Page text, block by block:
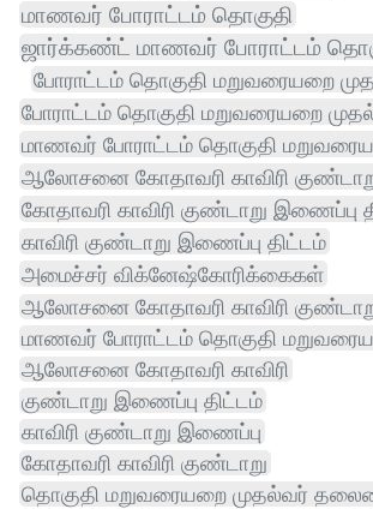
மாணவர் போராட்டம் தொகுதி
ஜார்க்கண்ட் மாணவர் போராட்டம்
போராட்டம் தொகுதி மறுவரையறை
போராட்டம் தொகுதி மறுவரையறை
மாணவர் போராட்டம் தொகுதி
ஆலோசனை கோதாவரி காவிரி
கோதாவரி காவிரி குண்டாறு இணைப்பு
காவிரி குண்டாறு இணைப்பு திட்டம்
அமைச்சர் விக்னேஷ்கோரிக்கைகள்
ஆலோசனை கோதாவரி காவிரி
மாணவர் போராட்டம் தொகுதி
ஆலோசனை கோதாவரி காவிரி
குண்டாறு இணைப்பு திட்டம்
காவிரி குண்டாறு இணைப்பு
கோதாவரி காவிரி குண்டாறு
தொகுதி மறுவரையறை முதல்வர்